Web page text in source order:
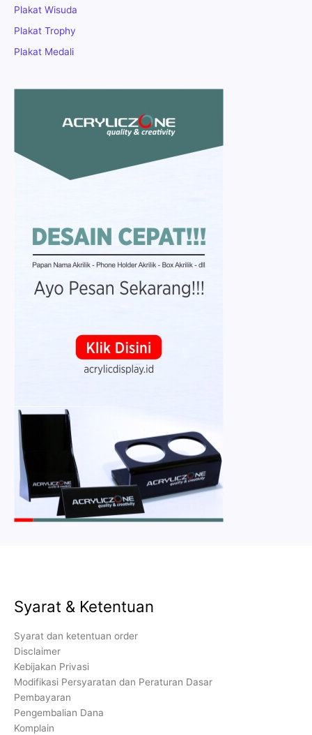
Plakat Wisuda
Plakat Trophy
Plakat Medali
Syarat & Ketentuan
Syarat dan ketentuan order
Disclaimer
Kebijakan Privasi
Modifikasi Persyaratan dan Peraturan Dasar
Pembayaran
Pengembalian Dana
Komplain